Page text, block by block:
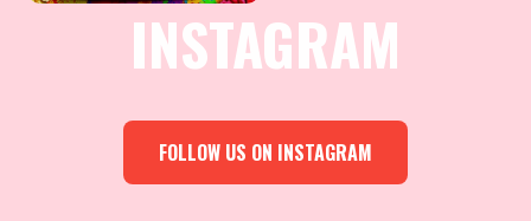
INSTAGRAM
FOLLOW US ON INSTAGRAM